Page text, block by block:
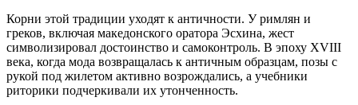
Корни этой традиции уходят к античности. У римлян и
греков, включая македонского оратора Эсхина, жест
символизировал достоинство и самоконтроль. В эпоху XVIII
века, когда мода возвращалась к античным образцам, позы с
рукой под жилетом активно возрождались, а учебники
риторики подчеркивали их утонченность.